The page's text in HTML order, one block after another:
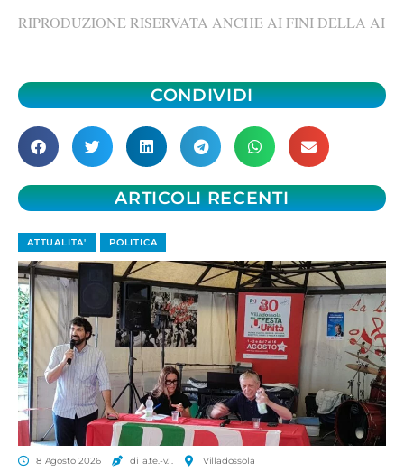
RIPRODUZIONE RISERVATA ANCHE AI FINI DELLA AI
CONDIVIDI
ARTICOLI RECENTI
ATTUALITA' POLITICA
8 Agosto 2026 di a.te.-v.l. Villadossola